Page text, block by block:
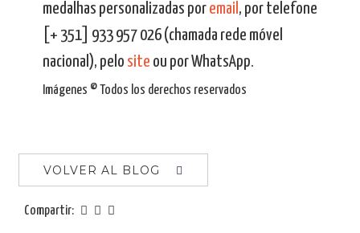
medalhas personalizadas por email , por telefone
[+ 351] 933 957 026 (chamada rede móvel
nacional), pelo site ou por WhatsApp.
Imágenes © Todos los derechos reservados
VOLVER AL BLOG
Compartir: